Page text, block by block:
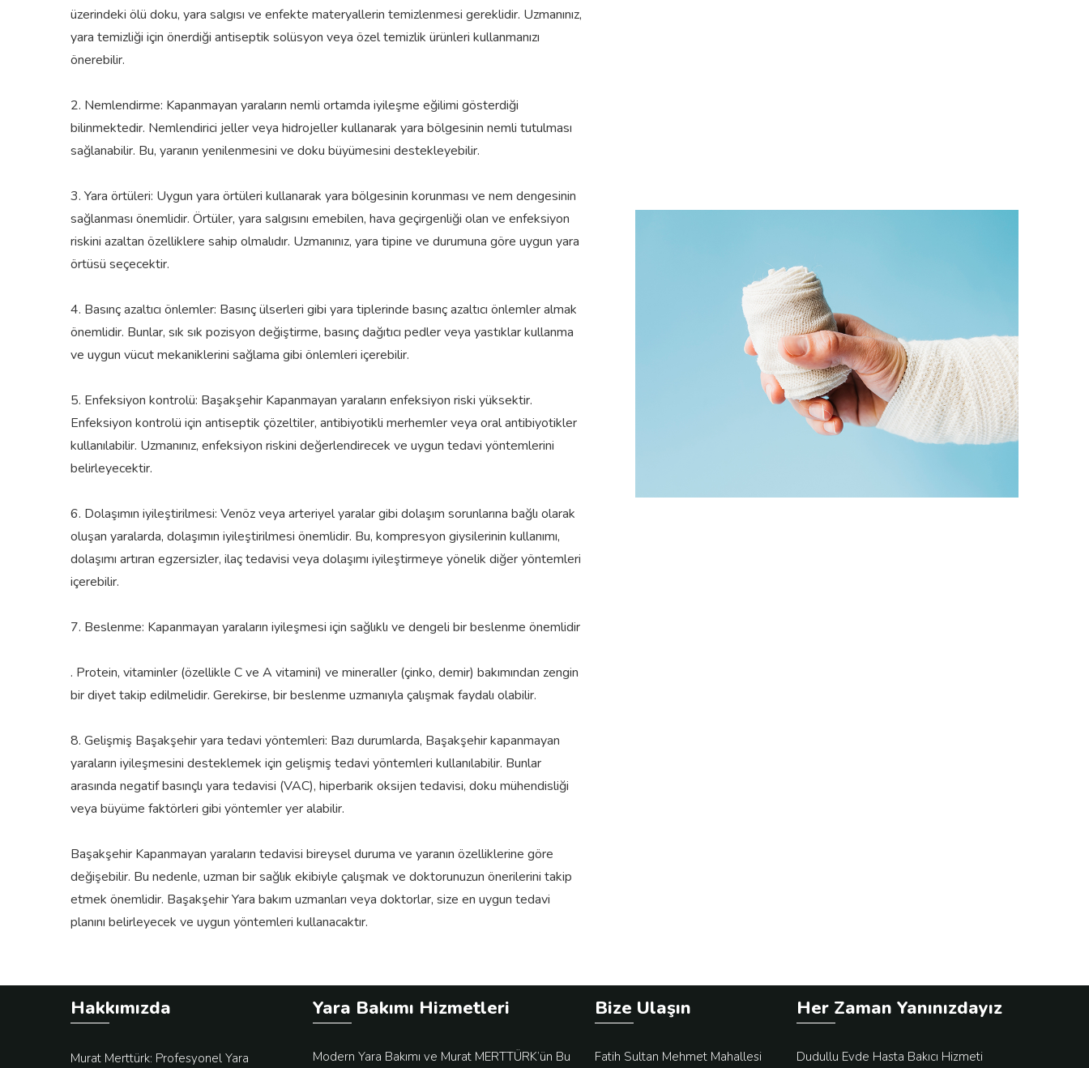
üzerindeki ölü doku, yara salgısı ve enfekte materyallerin temizlenmesi gereklidir. Uzmanınız,
yara temizliği için önerdiği antiseptik solüsyon veya özel temizlik ürünleri kullanmanızı
önerebilir.
2. Nemlendirme: Kapanmayan yaraların nemli ortamda iyileşme eğilimi gösterdiği
bilinmektedir. Nemlendirici jeller veya hidrojeller kullanarak yara bölgesinin nemli tutulması
sağlanabilir. Bu, yaranın yenilenmesini ve doku büyümesini destekleyebilir.
3. Yara örtüleri: Uygun yara örtüleri kullanarak yara bölgesinin korunması ve nem dengesinin
sağlanması önemlidir. Örtüler, yara salgısını emebilen, hava geçirgenliği olan ve enfeksiyon
riskini azaltan özelliklere sahip olmalıdır. Uzmanınız, yara tipine ve durumuna göre uygun yara
örtüsü seçecektir.
4. Basınç azaltıcı önlemler: Basınç ülserleri gibi yara tiplerinde basınç azaltıcı önlemler almak
önemlidir. Bunlar, sık sık pozisyon değiştirme, basınç dağıtıcı pedler veya yastıklar kullanma
ve uygun vücut mekaniklerini sağlama gibi önlemleri içerebilir.
5. Enfeksiyon kontrolü: Başakşehir Kapanmayan yaraların enfeksiyon riski yüksektir.
Enfeksiyon kontrolü için antiseptik çözeltiler, antibiyotikli merhemler veya oral antibiyotikler
kullanılabilir. Uzmanınız, enfeksiyon riskini değerlendirecek ve uygun tedavi yöntemlerini
belirleyecektir.
6. Dolaşımın iyileştirilmesi: Venöz veya arteriyel yaralar gibi dolaşım sorunlarına bağlı olarak
oluşan yaralarda, dolaşımın iyileştirilmesi önemlidir. Bu, kompresyon giysilerinin kullanımı,
dolaşımı artıran egzersizler, ilaç tedavisi veya dolaşımı iyileştirmeye yönelik diğer yöntemleri
içerebilir.
7. Beslenme: Kapanmayan yaraların iyileşmesi için sağlıklı ve dengeli bir beslenme önemlidir
. Protein, vitaminler (özellikle C ve A vitamini) ve mineraller (çinko, demir) bakımından zengin
bir diyet takip edilmelidir. Gerekirse, bir beslenme uzmanıyla çalışmak faydalı olabilir.
8. Gelişmiş Başakşehir yara tedavi yöntemleri: Bazı durumlarda, Başakşehir kapanmayan
yaraların iyileşmesini desteklemek için gelişmiş tedavi yöntemleri kullanılabilir. Bunlar
arasında negatif basınçlı yara tedavisi (VAC), hiperbarik oksijen tedavisi, doku mühendisliği
veya büyüme faktörleri gibi yöntemler yer alabilir.
Başakşehir Kapanmayan yaraların tedavisi bireysel duruma ve yaranın özelliklerine göre
değişebilir. Bu nedenle, uzman bir sağlık ekibiyle çalışmak ve doktorunuzun önerilerini takip
etmek önemlidir. Başakşehir Yara bakım uzmanları veya doktorlar, size en uygun tedavi
planını belirleyecek ve uygun yöntemleri kullanacaktır.
Hakkımızda
Murat Merttürk: Profesyonel Yara
Yara Bakımı Hizmetleri
Modern Yara Bakımı ve Murat MERTTÜRK’ün Bu
Bize Ulaşın
Fatih Sultan Mehmet Mahallesi
Her Zaman Yanınızdayız
Dudullu Evde Hasta Bakıcı Hizmeti